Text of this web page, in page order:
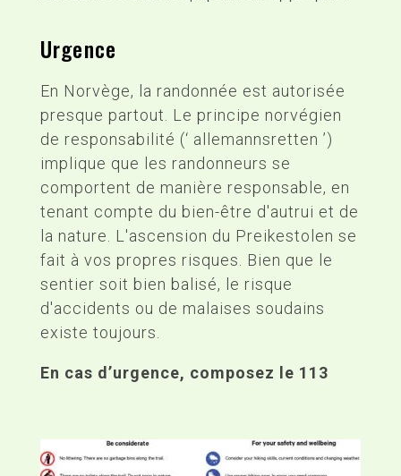
Urgence
En Norvège, la randonnée est autorisée
presque partout. Le principe norvégien
de responsabilité (‘ allemannsretten ’)
implique que les randonneurs se
comportent de manière responsable, en
tenant compte du bien-être d'autrui et de
la nature. L'ascension du Preikestolen se
fait à vos propres risques. Bien que le
sentier soit bien balisé, le risque
d'accidents ou de malaises soudains
existe toujours.
En cas d’urgence, composez le 113